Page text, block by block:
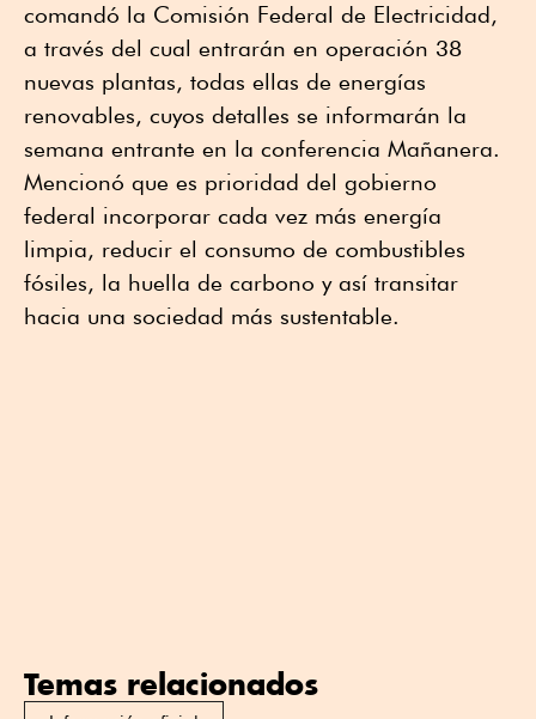
comandó la Comisión Federal de Electricidad,
a través del cual entrarán en operación 38
nuevas plantas, todas ellas de energías
renovables, cuyos detalles se informarán la
semana entrante en la conferencia Mañanera.
Mencionó que es prioridad del gobierno
federal incorporar cada vez más energía
limpia, reducir el consumo de combustibles
fósiles, la huella de carbono y así transitar
hacia una sociedad más sustentable.
Temas relacionados